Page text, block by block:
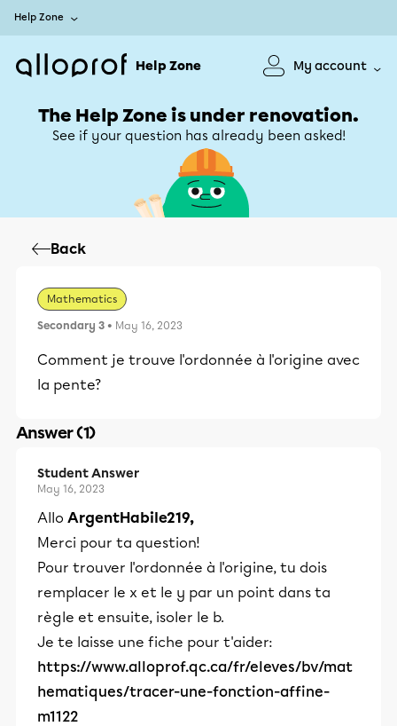
Help Zone
Help Zone My account
The Help Zone is under renovation.
See if your question has already been asked!
Back
Mathematics
Secondary 3 • May 16, 2023
Comment je trouve l'ordonnée à l'origine avec
la pente?
Answer (1)
Student Answer
May 16, 2023
Allo ArgentHabile219,
Merci pour ta question!
Pour trouver l'ordonnée à l'origine, tu dois
remplacer le x et le y par un point dans ta
règle et ensuite, isoler le b.
Je te laisse une fiche pour t'aider:
https://www.alloprof.qc.ca/fr/eleves/bv/mat
hematiques/tracer-une-fonction-affine-
m1122